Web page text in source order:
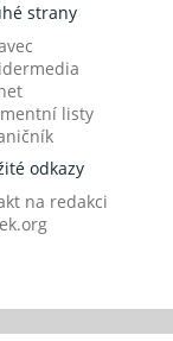
strany
listy
odkazy
na redakci